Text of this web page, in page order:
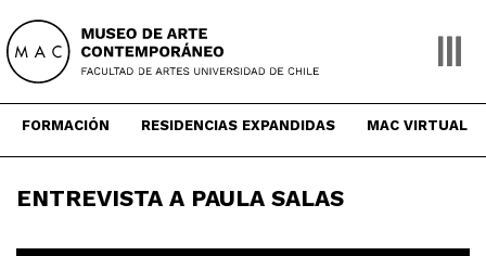
content
FORMACIÓN RESIDENCIAS EXPANDIDAS MAC VIRTUAL
ENTREVISTA A PAULA SALAS